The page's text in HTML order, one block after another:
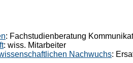
: Fachstudienberatung
: wiss. Mitarbeiter
Nachwuchs: